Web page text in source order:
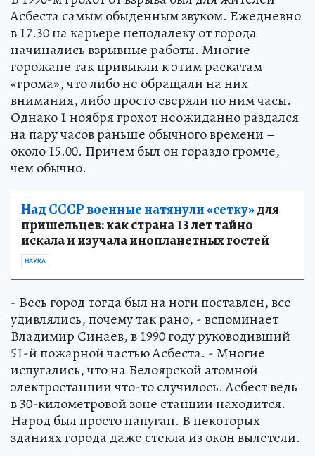
Асбеста самым обыденным звуком. Ежедневно
в 17.30 на карьере неподалеку от города
начинались взрывные работы. Многие
горожане так привыкли к этим раскатам
«грома», что либо не обращали на них
внимания, либо просто сверяли по ним часы.
Однако 1 ноября грохот неожиданно раздался
на пару часов раньше обычного времени –
около 15.00. Причем был он гораздо громче,
чем обычно.
Над СССР военные натянули «сетку»для
пришельцев: как страна 13 лет тайно
искала и изучала инопланетных гостей
НАУКА
- Весь город тогда был на ноги поставлен, все
удивлялись, почему так рано, - вспоминает
Владимир Синаев, в 1990 году руководивший
51-й пожарной частью Асбеста. - Многие
испугались, что на Белоярской атомной
электростанции что-то случилось. Асбест ведь
в 30-километровой зоне станции находится.
Народ был просто напуган. В некоторых
зданиях города даже стекла из окон вылетели.